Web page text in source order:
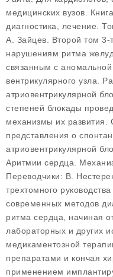
медицинских вузов.
диагностика, лечение.
А. Зайцев. Второй том 3-
нарушениям ритма
связанным с аномальной
вентрикулярного узла.
атриовентрикулярной
степеней блокады
механизмы их развития.
представления о
атриовентрикулярной
Аритмии сердца.
Переводчики: В.
трехтомного
современных методов
ритма сердца, начиная
лабораторных и других
медикаментозной
препаратами и кончая
применением